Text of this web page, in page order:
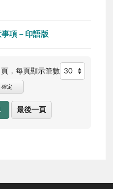
項－印語版
頁， 每頁顯示筆數
確定
最後一頁